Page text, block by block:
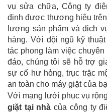
vụ sửa chữa, Công ty
định được thương hiệu
lượng sản phẩm và dịch
hàng. Với đội ngũ kỹ
tác phong làm việc
đáo, chúng tôi sẽ hỗ trợ
sự cố hư hỏng, trục trặc
an toàn cho máy giặt của
Với mạng lưới phục vụ
giặt tại nhà của công ty